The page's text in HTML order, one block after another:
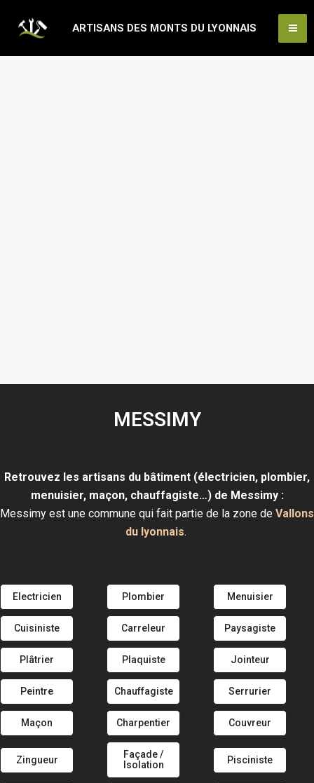
ARTISANS DES MONTS DU LYONNAIS
MESSIMY
Retrouvez les artisans du bâtiment (électricien, plombier,
menuisier, maçon, chauffagiste…) de Messimy :
Messimy est une commune qui fait partie de la zone de Vallons
du lyonnais.
Electricien Plombier Menuisier
Cuisiniste Carreleur Paysagiste
Plâtrier Plaquiste Jointeur
Peintre Chauffagiste Serrurier
Maçon Charpentier Couvreur
Zingueur
Façade /
Isolation
Pisciniste